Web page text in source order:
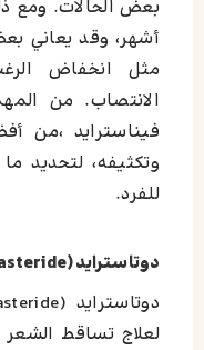
بعض الحالات. ومع
أشهر، وقد يعاني
مثل انخفاض
الانتصاب. من
فيناسترايد ،من
وتكثيفه، لتحديد
للفرد.
دوتاسترايد (Dutasteride)
لعلاج تساقط الشعر